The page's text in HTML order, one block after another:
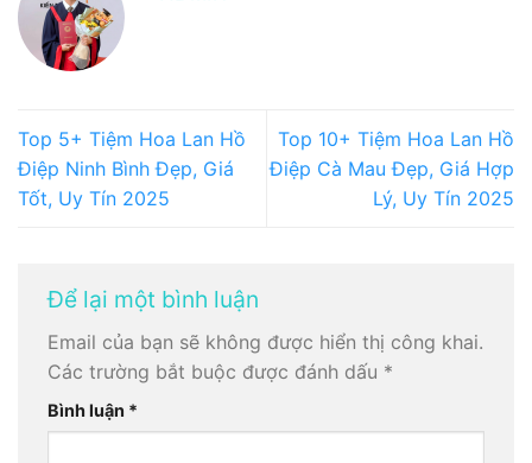
Top 5+ Tiệm Hoa Lan Hồ
Điệp Ninh Bình Đẹp, Giá
Tốt, Uy Tín 2025
Top 10+ Tiệm Hoa Lan Hồ
Điệp Cà Mau Đẹp, Giá Hợp
Lý, Uy Tín 2025
Để lại một bình luận
Email của bạn sẽ không được hiển thị công khai.
Các trường bắt buộc được đánh dấu *
Bình luận *